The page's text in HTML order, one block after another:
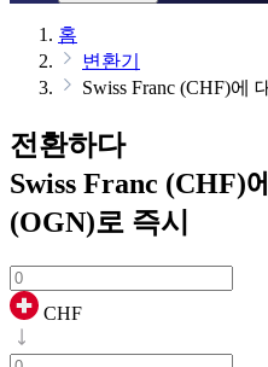
홈
변환기
Swiss Franc (CHF)에
전환하다
Swiss Franc (CHF)
(OGN)로 즉시
CHF